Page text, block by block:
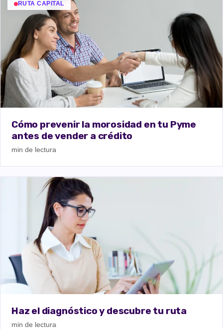
RUTA CAPITAL
Cómo prevenir la morosidad en tu Pyme
antes de vender a crédito
min de lectura
Haz el diagnóstico y descubre tu ruta
min de lectura